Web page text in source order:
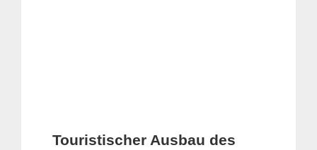
Touristischer Ausbau des